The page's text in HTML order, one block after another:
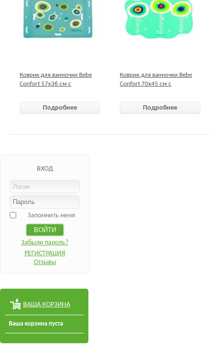
Коврик для ванночки Bebe
Confort 57х36 см с
Подробнее
Коврик для ванночки Bebe
Confort 70х45 см с
Подробнее
ВХОД
Запомнить меня
Забыли пароль?
РЕГИСТРАЦИЯ
Отзывы
ВАША КОРЗИНА
Ваша корзина пуста